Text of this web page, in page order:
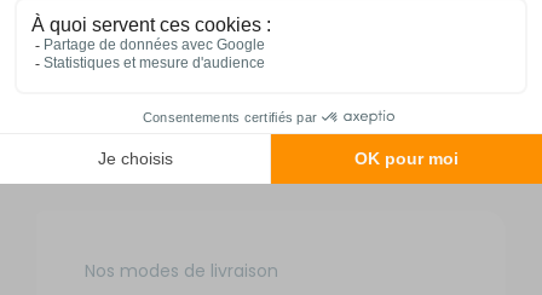
EAN :
Livraison et retour
Nos modes de livraison